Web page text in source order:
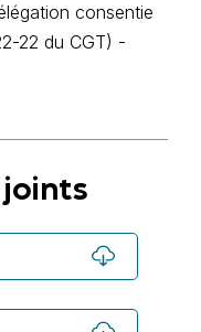
consentie
22 du CGT) -
joints